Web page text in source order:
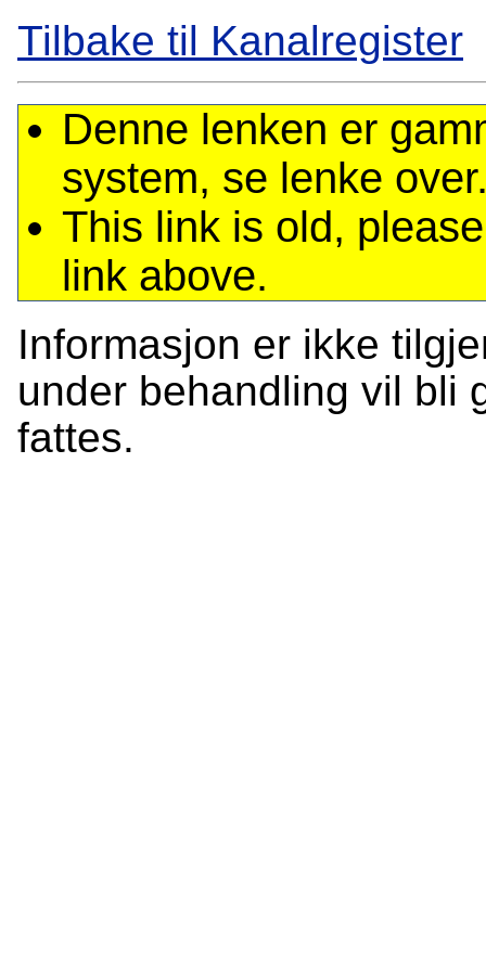
Tilbake til Kanalregister
Denne lenken er
system, se lenke
This link is old,
link above.
Informasjon er ikke
under behandling vil bli
fattes.